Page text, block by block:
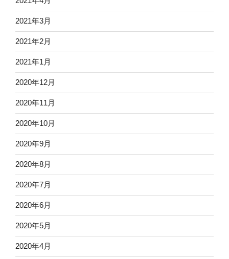
2021年3月
2021年2月
2021年1月
2020年12月
2020年11月
2020年10月
2020年9月
2020年8月
2020年7月
2020年6月
2020年5月
2020年4月